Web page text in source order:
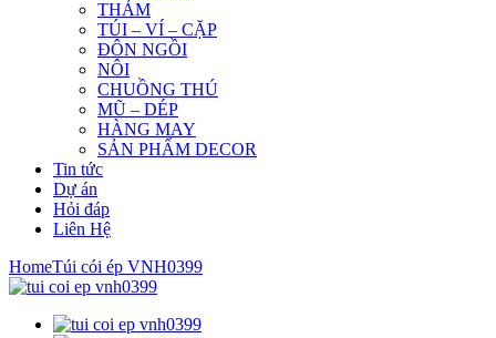
THẢM
TÚI – VÍ – CẶP
ĐÔN NGỒI
NÔI
CHUỒNG THÚ
MŨ – DÉP
HÀNG MAY
SẢN PHẨM DECOR
Tin tức
Dự án
Hỏi đáp
Liên Hệ
HomeTúi cói ép VNH0399